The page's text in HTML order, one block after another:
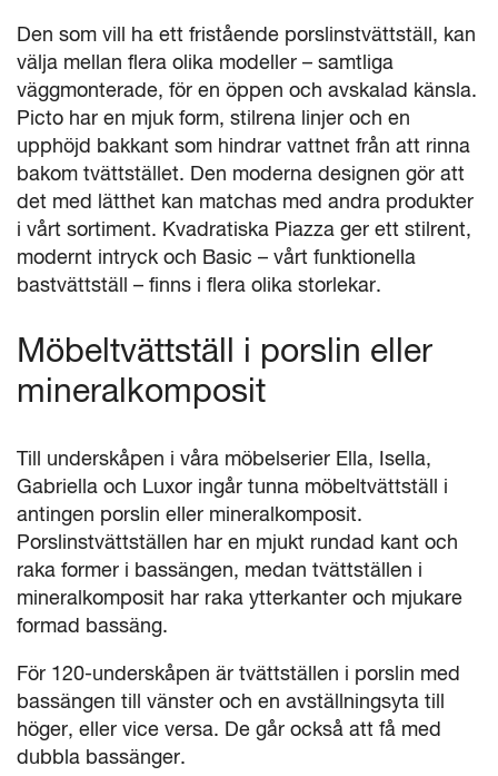
Den som vill ha ett fristående porslinstvättställ, kan
välja mellan flera olika modeller – samtliga
väggmonterade, för en öppen och avskalad känsla.
Picto har en mjuk form, stilrena linjer och en
upphöjd bakkant som hindrar vattnet från att rinna
bakom tvättstället. Den moderna designen gör att
det med lätthet kan matchas med andra produkter
i vårt sortiment. Kvadratiska Piazza ger ett stilrent,
modernt intryck och Basic – vårt funktionella
bastvättställ – finns i flera olika storlekar.
Möbeltvättställ i porslin eller
mineralkomposit
Till underskåpen i våra möbelserier Ella, Isella,
Gabriella och Luxor ingår tunna möbeltvättställ i
antingen porslin eller mineralkomposit.
Porslinstvättställen har en mjukt rundad kant och
raka former i bassängen, medan tvättställen i
mineralkomposit har raka ytterkanter och mjukare
formad bassäng.
För 120-underskåpen är tvättställen i porslin med
bassängen till vänster och en avställningsyta till
höger, eller vice versa. De går också att få med
dubbla bassänger.